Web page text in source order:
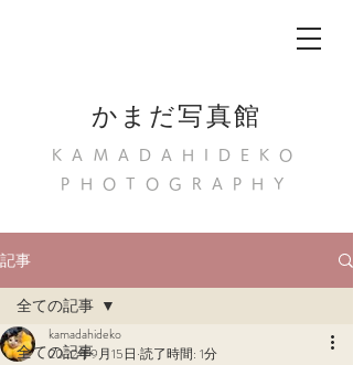
かまだ写真館
KAMADAHIDEKO
PHOTOGRAPHY
記事
全ての記事
全ての記事
kamadahideko
2022年9月15日 読了時間: 1分